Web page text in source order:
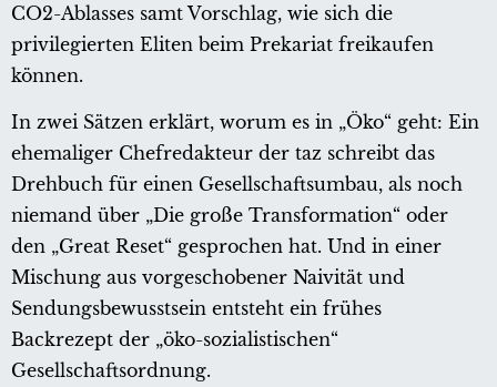
CO2-Ablasses samt Vorschlag, wie sich die
privilegierten Eliten beim Prekariat freikaufen
können.
In zwei Sätzen erklärt, worum es in „Öko“ geht: Ein
ehemaliger Chefredakteur der taz schreibt das
Drehbuch für einen Gesellschaftsumbau, als noch
niemand über „Die große Transformation“ oder
den „Great Reset“ gesprochen hat. Und in einer
Mischung aus vorgeschobener Naivität und
Sendungsbewusstsein entsteht ein frühes
Backrezept der „öko-sozialistischen“
Gesellschaftsordnung.